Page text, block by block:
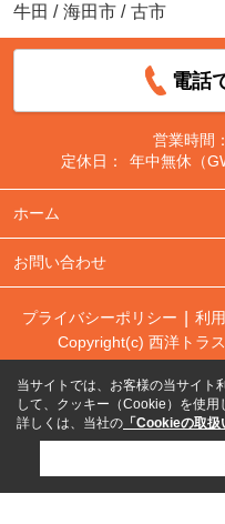
牛田 / 海田市 / 古市
電話
営業時間：
定休日：
年中無休（
ホーム
お問い合わせ
プライバシーポリシー 利
Copyright(c) 西洋トラ
当サイトでは、お客様の当サイト
して、クッキー（Cookie）を使用
詳しくは、当社の 「Cookieの取扱